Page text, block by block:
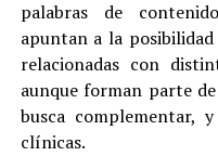
palabras de
apuntan a la
relacionadas con
aunque forman parte
busca complementar,
clínicas.